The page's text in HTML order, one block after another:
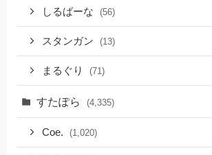
しるばーな (56)
スタンガン (13)
まるぐり (71)
すたぽら (4,335)
Coe. (1,020)